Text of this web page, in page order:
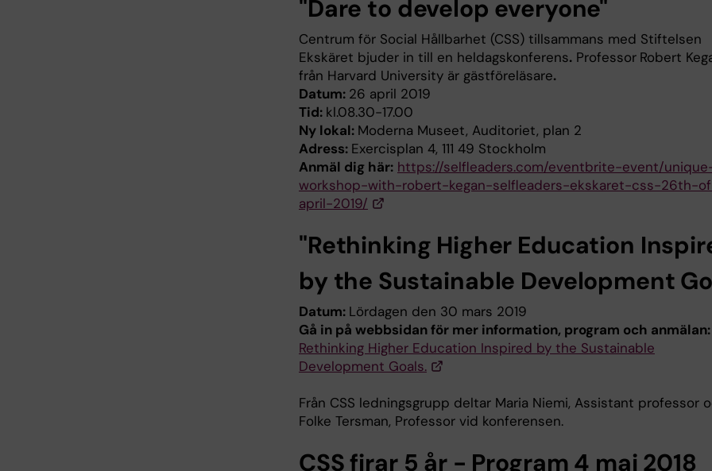
"Dare to develop everyone"
Centrum för Social Hållbarhet (CSS) tillsammans med Stiftelsen
Ekskäret bjuder in till en heldagskonferens. Professor Robert
från Harvard University är gästföreläsare.
Datum: 26 april 2019
Tid: kl.08.30-17.00
Ny lokal: Moderna Museet, Auditoriet, plan 2
Adress: Exercisplan 4, 111 49 Stockholm
Anmäl dig här: https://selfleaders.com/eventbrite-event/
workshop-with-robert-kegan-selfleaders-ekskaret-css-26th-
april-2019/
"Rethinking Higher Education
by the Sustainable Development
Datum: Lördagen den 30 mars 2019
Gå in på webbsidan för mer information, program och anmälan:
Rethinking Higher Education Inspired by the Sustainable
Development Goals.
Från CSS ledningsgrupp deltar Maria Niemi, Assistant professor
Folke Tersman, Professor vid konferensen.
CSS firar 5 år - Program 4 maj 2018